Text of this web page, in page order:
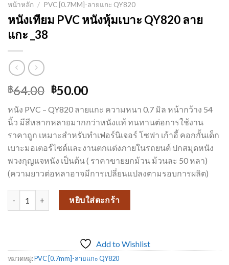
หน้าหลัก / PVC [0.7MM]-ลายแกะ QY820
หนังเทียม PVC หนังหุ้มเบาะ QY820 ลาย
แกะ _38
฿64.00 Original
was:
฿64.00.
฿50.00Current
is:
฿50.00.
หนัง PVC – QY820 ลายแกะ ความหนา 0.7 มิล หน้ากว้าง 54
นิ้ว มีสีหลากหลายมากกว่าหนังแท้ ทนทานต่อการใช้งาน
ราคาถูก เหมาะสำหรับทำเฟอร์นิเจอร์ โซฟา เก้าอี้ คอกกั้นเด็ก
เบาะมอเตอร์ไซด์และงานตกแต่งภายในรถยนต์ ปกสมุดหนัง
พวงกุญแจหนัง เป็นต้น ( ราคาขายยกม้วน ม้วนละ 50 หลา)
(ความยาวต่อหลาอาจมีการเปลี่ยนแปลงตามรอบการผลิต)
จำนวน หนังเทียม PVC หนังหุ้มเบาะ QY820 ลายแกะ _38 ชิ้น
หยิบใส่ตะกร้า
Add to Wishlist
หมวดหมู่:PVC [0.7mm]-ลายแกะ QY820